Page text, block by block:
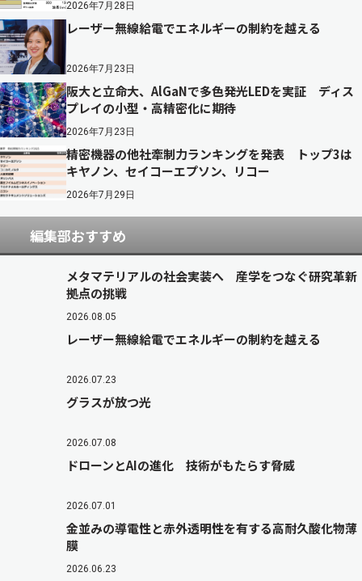
2026年7月28日
レーザー無線給電でエネルギーの制約を越える
2026年7月23日
阪大と立命大、AlGaNで多色発光LEDを実証 ディス
プレイの小型・高精密化に期待
2026年7月23日
精密機器の他社牽制力ランキングを発表 トップ3は
キヤノン、セイコーエプソン、リコー
2026年7月29日
編集部おすすめ
メタマテリアルの社会実装へ 産学をつなぐ研究革新
拠点の挑戦
2026.08.05
レーザー無線給電でエネルギーの制約を越える
2026.07.23
グラスが放つ光
2026.07.08
ドローンとAIの進化 技術がもたらす脅威
2026.07.01
金並みの導電性と赤外透明性を有する高耐久酸化物薄
膜
2026.06.23